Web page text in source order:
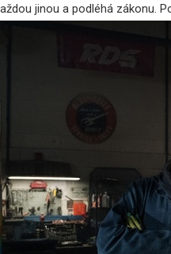
jinou a podléhá zákonu.